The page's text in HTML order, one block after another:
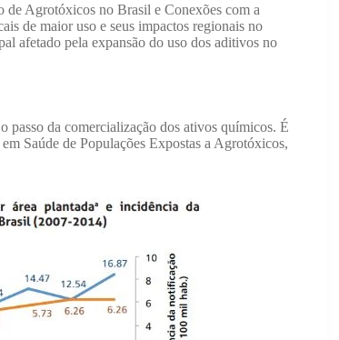
Agrotóxicos no Brasil e Conexões com a
de maior uso e seus impactos regionais no
afetado pela expansão do uso dos aditivos no
passo da comercialização dos ativos químicos. É
Saúde de Populações Expostas a Agrotóxicos,